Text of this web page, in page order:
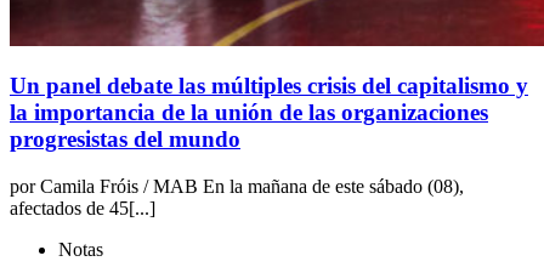
Un panel debate las múltiples crisis del capitalismo y
la importancia de la unión de las organizaciones
progresistas del mundo
por Camila Fróis / MAB En la mañana de este sábado (08),
afectados de 45[...]
Notas